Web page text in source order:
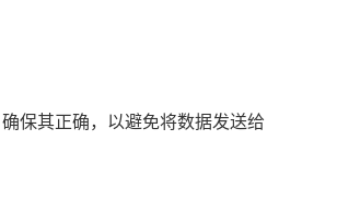
保其正确，以避免将数据发送给